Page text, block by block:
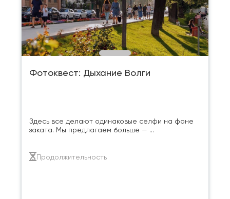
Фотоквест: Дыхание Волги
Здесь все делают одинаковые селфи на фоне
заката. Мы предлагаем больше — ...
Продолжительность